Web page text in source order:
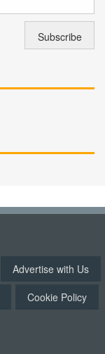
Advertise with Us
Cookie Policy